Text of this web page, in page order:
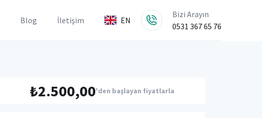
Blog İletişim EN
Bizi Arayın
0531 367 65 76
₺2.500,00'den başlayan fiyatlarla